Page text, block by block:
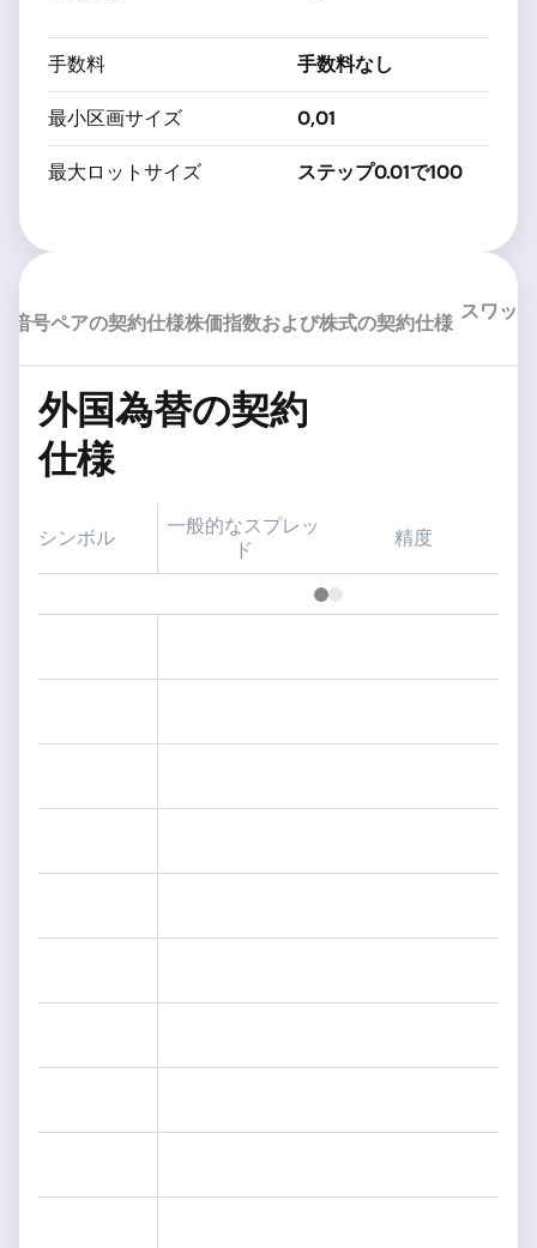
手数料 手数料なし
最小区画サイズ 0,01
最大ロットサイズ ステップ0.01で100
暗号ペアの契約仕様株価指数および株式の契約仕様 スワッ
外国為替の契約
仕様
シンボル
一般的なスプレッ
ド
精度